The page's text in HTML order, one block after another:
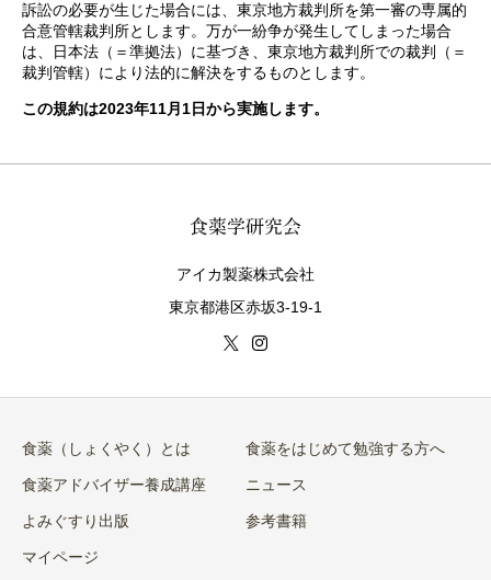
訴訟の必要が生じた場合には、東京地方裁判所を第一審の専属的
合意管轄裁判所とします。万が一紛争が発生してしまった場合
は、日本法（＝準拠法）に基づき、東京地方裁判所での裁判（＝
裁判管轄）により法的に解決をするものとします。
この規約は2023年11月1日から実施します。
アイカ製薬株式会社
東京都港区赤坂3-19-1
食薬（しょくやく）とは 食薬をはじめて勉強する方へ
食薬アドバイザー養成講座 ニュース
よみぐすり出版 参考書籍
マイページ